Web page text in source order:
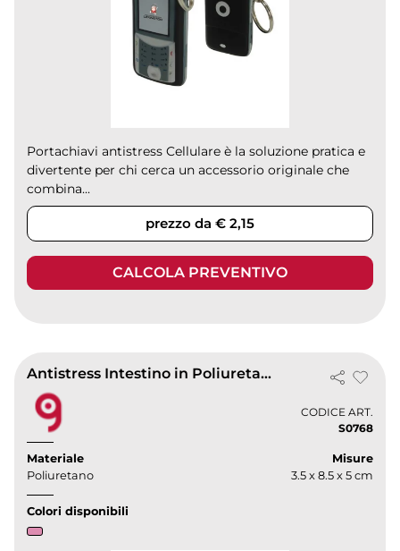
Portachiavi antistress Cellulare è la soluzione pratica e
divertente per chi cerca un accessorio originale che
combina...
prezzo da € 2,15
CALCOLA PREVENTIVO
Antistress Intestino in Poliuretano 34g 3.5x8.5x5cm
CODICE ART.
S0768
Materiale
Poliuretano
Misure
3.5 x 8.5 x 5 cm
Colori disponibili